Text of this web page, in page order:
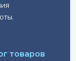
товаров